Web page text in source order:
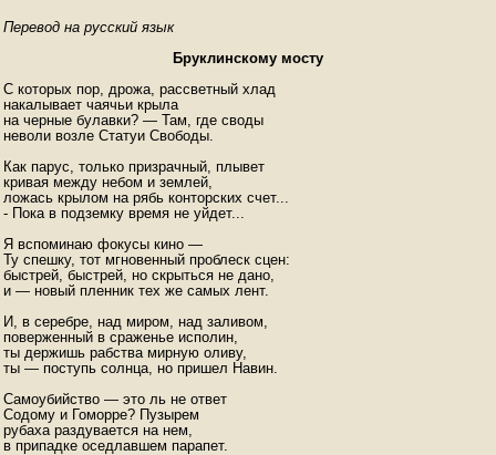
Перевод на русский язык
Бруклинскому мосту
С которых пор, дрожа, рассветный хлад
накалывает чаячьи крыла
на черные булавки? — Там, где своды
неволи возле Статуи Свободы.
Как парус, только призрачный, плывет
кривая между небом и землей,
ложась крылом на рябь конторских счет...
- Пока в подземку время не уйдет...
Я вспоминаю фокусы кино —
Ту спешку, тот мгновенный проблеск сцен:
быстрей, быстрей, но скрыться не дано,
и — новый пленник тех же самых лент.
И, в серебре, над миром, над заливом,
поверженный в сраженье исполин,
ты держишь рабства мирную оливу,
ты — поступь солнца, но пришел Навин.
Самоубийство — это ль не ответ
Содому и Гоморре? Пузырем
рубаха раздувается на нем,
в припадке оседлавшем парапет.